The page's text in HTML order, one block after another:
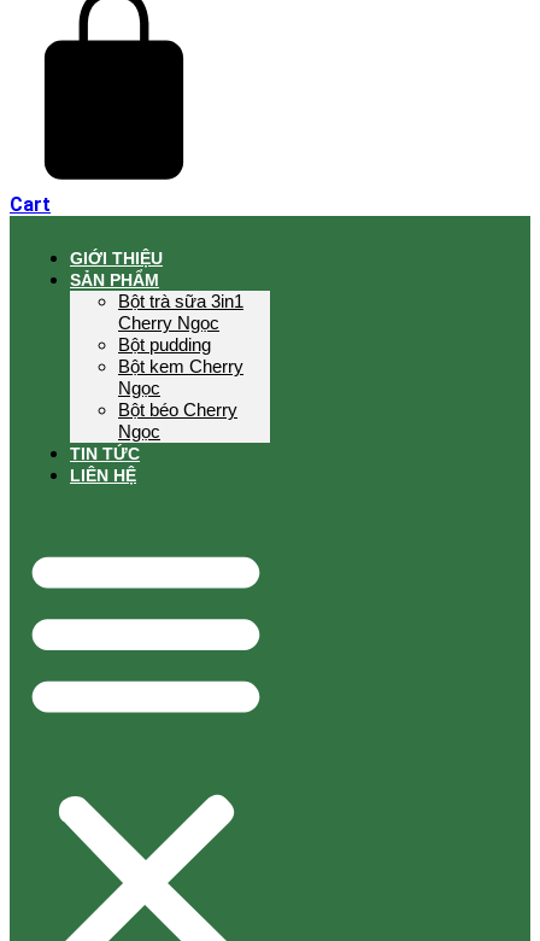
Cart
GIỚI THIỆU
SẢN PHẨM
Bột trà sữa 3in1
Cherry Ngọc
Bột pudding
Bột kem Cherry
Ngọc
Bột béo Cherry
Ngọc
TIN TỨC
LIÊN HỆ